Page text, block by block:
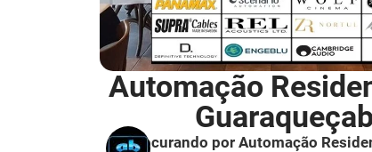
Automação
Procurando por Automação